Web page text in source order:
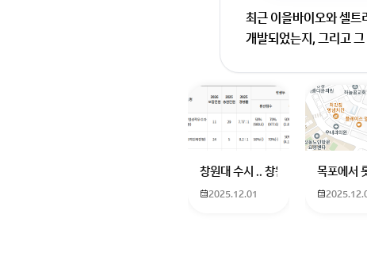
최근 이을바이오와 셀트
개발되었는지, 그리고
궁금증이 해소되셨길 바
회원가입 혹은 광고 [X]
창원대 수시 .. 창원대를 목표로 하
2025.12.01
목포에서